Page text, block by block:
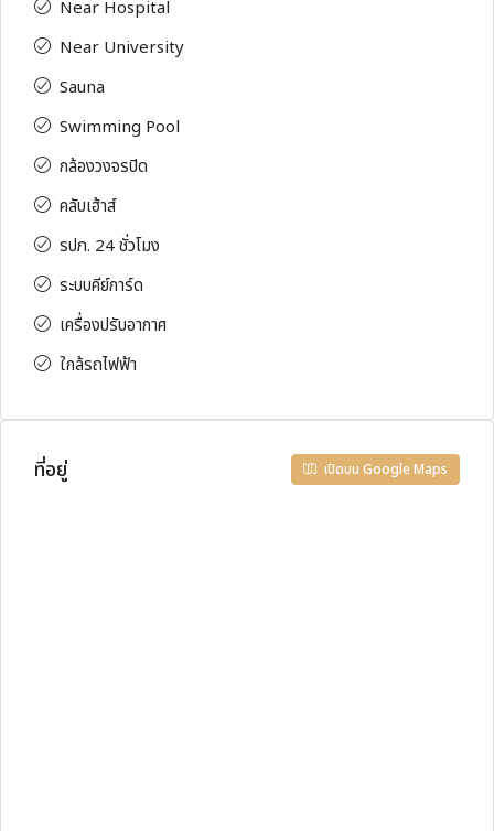
Near Hospital
Near University
Sauna
Swimming Pool
กล้องวงจรปิด
คลับเฮ้าส์
รปภ. 24 ชั่วโมง
ระบบคีย์การ์ด
เครื่องปรับอากาศ
ใกล้รถไฟฟ้า
ที่อยู่ เปิดบน Google Maps